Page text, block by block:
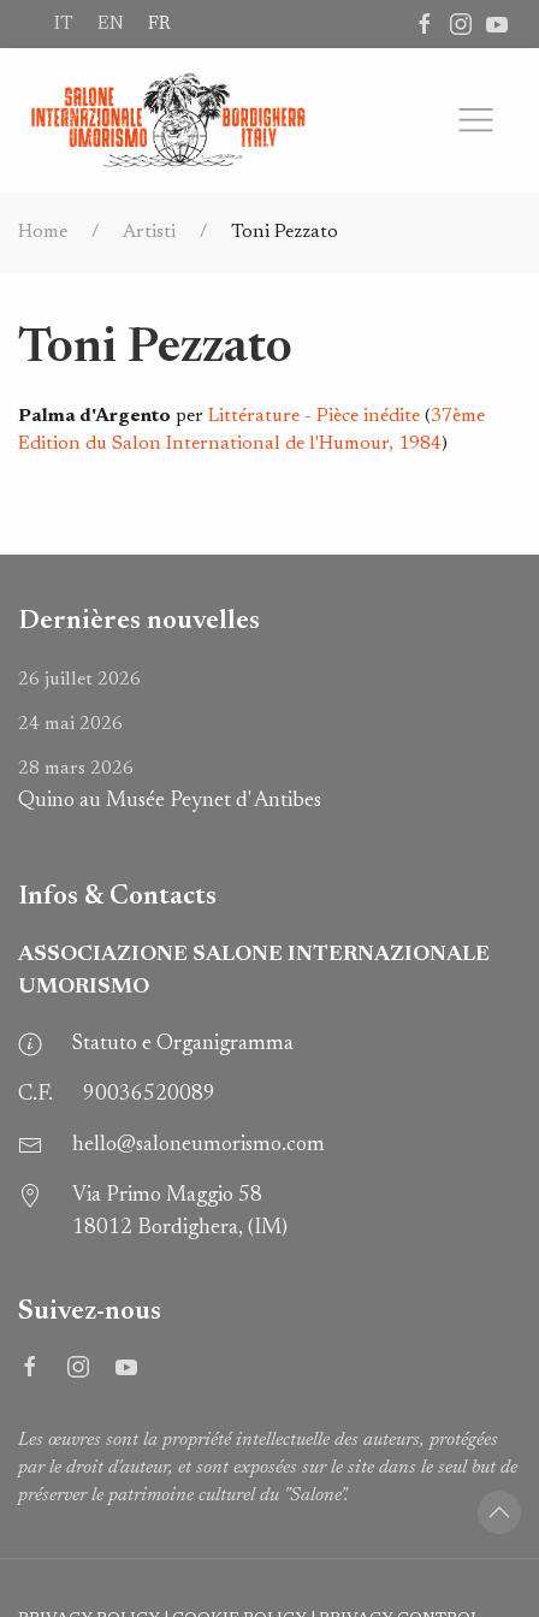
IT EN FR
Home Artisti Toni Pezzato
Toni Pezzato
Palma d'Argento per Littérature - Pièce inédite (37ème
Edition du Salon International de l'Humour, 1984)
Dernières nouvelles
26 juillet 2026
24 mai 2026
28 mars 2026
Quino au Musée Peynet d' Antibes
Infos & Contacts
ASSOCIAZIONE SALONE INTERNAZIONALE
UMORISMO
Statuto e Organigramma
C.F. 90036520089
hello@saloneumorismo.com
Via Primo Maggio 58
18012 Bordighera, (IM)
Suivez-nous
Les œuvres sont la propriété intellectuelle des auteurs, protégées
par le droit d'auteur, et sont exposées sur le site dans le seul but de
préserver le patrimoine culturel du "Salone".